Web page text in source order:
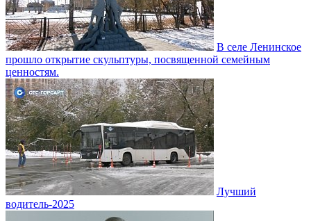
В селе Ленинское
прошло открытие скульптуры, посвященной семейным
ценностям.
Лучший
водитель-2025